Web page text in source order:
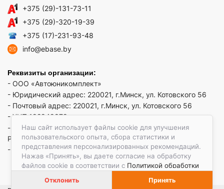
Наш сайт использует файлы cookie для улучшения
пользовательского опыта, сбора статистики и
представления персонализированных рекомендаций.
Нажав «Принять», вы даете согласие на обработку
файлов cookie в соответствии с Политикой обработки
Отклонить Принять
+375 (29)-131-73-11
+375 (29)-320-19-39
+375 (17)-231-93-48
info@ebase.by
Реквизиты организации:
- ООО «Автоюникомплект»
- Юридический адрес: 220021, г.Минск, ул. Котовского 56
- Почтовый адрес: 220021, г.Минск, ул. Котовского 56
- УНП 192949879
- р/сч BY52 REDJ 3012 1009 3553 3010 0933 в ЗАО "Банк
РРБ"
- Код банка: REDJBY22